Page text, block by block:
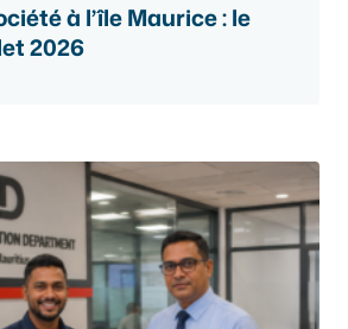
à l’île Maurice : le
2026